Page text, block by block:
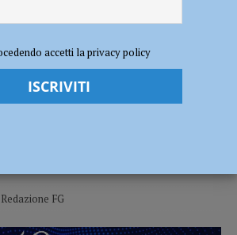
bisogno di medicine”, i carabinieri le portano i
con mio figlio e ha bisogno
Redazione FG
accetti la privacy policy